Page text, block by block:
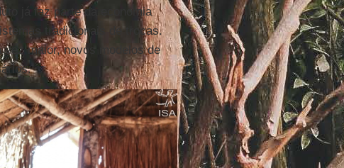
já faz parte da economia
tradicionais de trocas.
maior, novos modelos de